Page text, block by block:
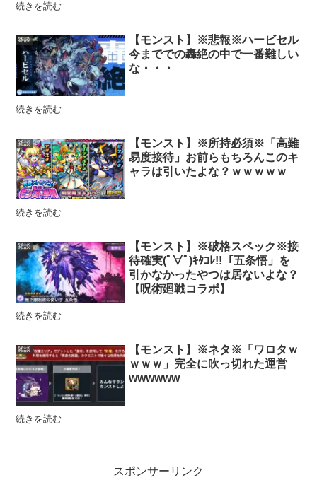
続きを読む
雑談
【モンスト】※悲報※ハービセル
今まででの轟絶の中で一番難しい
な・・・
続きを読む
雑談
【モンスト】※所持必須※「高難
易度接待」お前らもちろんこのキ
ャラは引いたよな？ｗｗｗｗｗ
続きを読む
雑談
【モンスト】※破格スペック※接
待確実(ﾟ∀ﾟ)ｷﾀｺﾚ!!「五条悟」を
引かなかったやつは居ないよな？
【呪術廻戦コラボ】
続きを読む
雑談
【モンスト】※ネタ※「ワロタｗ
ｗｗｗ」完全に吹っ切れた運営
wwwwww
続きを読む
スポンサーリンク